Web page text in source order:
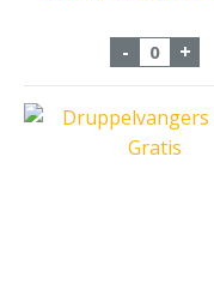
- Plastic
+